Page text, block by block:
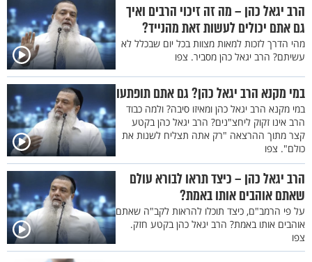
הרב יגאל כהן – מה זה זיכוי הרבים ואיך
גם אתם יכולים לעשות זאת מהנייד?
מהי הדרך לזכות למאות מצוות בכל יום שבכלל לא
עשיתם? הרב יגאל כהן מסביר. צפו
במי מקנא הרב יגאל כהן? גם אתם תופתעו
במי מקנא הרב יגאל כהן ומאיזו סיבה? ולמה כבוד
הרב אינו זקוק ליחצ"נים? הרב יגאל כהן בקטע
קצר מתוך ההרצאה "רק אתה תצליח לשנות את
כולם". צפו
הרב יגאל כהן – כיצד תראו לבורא עולם
שאתם אוהבים אותו באמת?
על פי הרמב"ם, כיצד תוכלו להראות לקב"ה שאתם
אוהבים אותו באמת? הרב יגאל כהן בקטע חזק.
צפו